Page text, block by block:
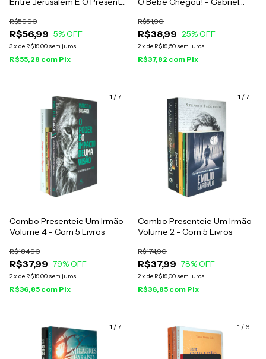
R$56,99
R$59,90
5% OFF
3x de R$19,00 sem juros
R$55,28 com Pix
R$38,99
R$51,90
25% OFF
2x de R$19,50 sem juros
R$37,82 com Pix
1 /7
Combo Presenteie Um Irmão
Volume 4 - Com 5 Livros
R$37,99
R$184,90
79% OFF
2x de R$19,00 sem juros
R$36,85 com Pix
1 /7
Combo Presenteie Um Irmão
Volume 2 - Com 5 Livros
R$37,99
R$174,90
78% OFF
2x de R$19,00 sem juros
R$36,85 com Pix
1 /7 1 / 6